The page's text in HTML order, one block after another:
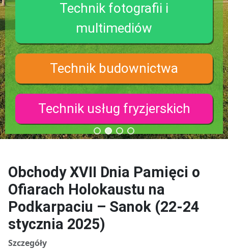
Technik fotografii i
multimediów
Technik budownictwa
Technik usług fryzjerskich
Obchody XVII Dnia Pamięci o
Ofiarach Holokaustu na
Podkarpaciu – Sanok (22-24
stycznia 2025)
Szczegóły